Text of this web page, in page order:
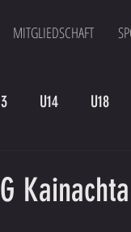
MITGLIEDSCHAFT
U14 U18